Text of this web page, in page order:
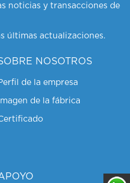
noticias y transacciones de
últimas actualizaciones.
NOSOTROS
de la empresa
de la fábrica